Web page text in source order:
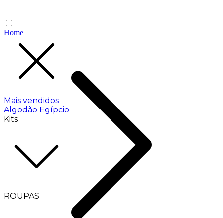
Mais vendidos
Algodão Egípcio
Kits
ROUPAS
Home